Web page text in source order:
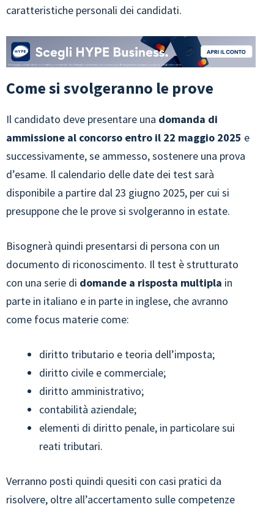
caratteristiche personali dei candidati.
Come si svolgeranno le prove
Il candidato deve presentare una domanda di
ammissione al concorso entro il 22 maggio 2025 e
successivamente, se ammesso, sostenere una prova
d’esame. Il calendario delle date dei test sarà
disponibile a partire dal 23 giugno 2025, per cui si
presuppone che le prove si svolgeranno in estate.
Bisognerà quindi presentarsi di persona con un
documento di riconoscimento. Il test è strutturato
con una serie di domande a risposta multipla in
parte in italiano e in parte in inglese, che avranno
come focus materie come:
diritto tributario e teoria dell’imposta;
diritto civile e commerciale;
diritto amministrativo;
contabilità aziendale;
elementi di diritto penale, in particolare sui
reati tributari.
Verranno posti quindi quesiti con casi pratici da
risolvere, oltre all’accertamento sulle competenze